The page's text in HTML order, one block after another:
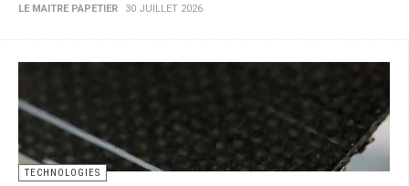
LE MAITRE PAPETIER 30 JUILLET 2026
TECHNOLOGIES